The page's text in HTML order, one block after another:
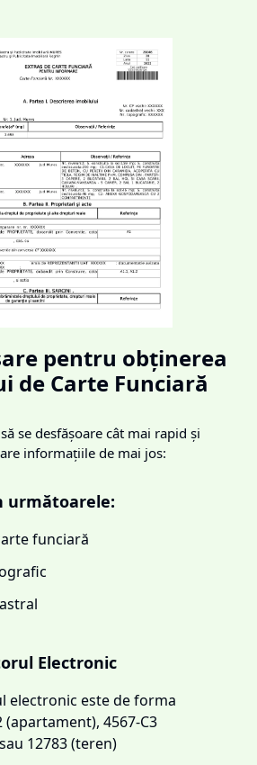
pentru obținerea
de Carte Funciară
se desfășoare cât mai rapid și
informațiile de mai jos:
următoarele:
funciară
Electronic
electronic este de forma
(apartament), 4567-C3
12783 (teren)